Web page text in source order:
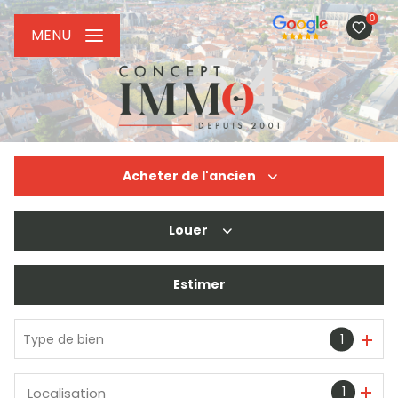
0
MENU
Acheter de l'ancien
De l'immo pro
Louer
De l'immo pro
Estimer
Type de bien 1
1
Localisation